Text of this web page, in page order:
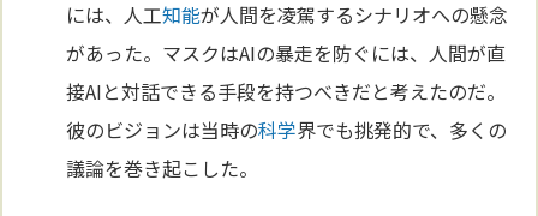
には、人工知能が人間を凌駕するシナリオへの懸念
があった。マスクはAIの暴走を防ぐには、人間が直
接AIと対話できる手段を持つべきだと考えたのだ。
彼のビジョンは当時の科学界でも挑発的で、多くの
議論を巻き起こした。